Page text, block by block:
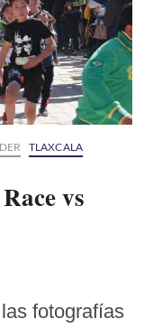
TLAXCALA
vs
fotografías